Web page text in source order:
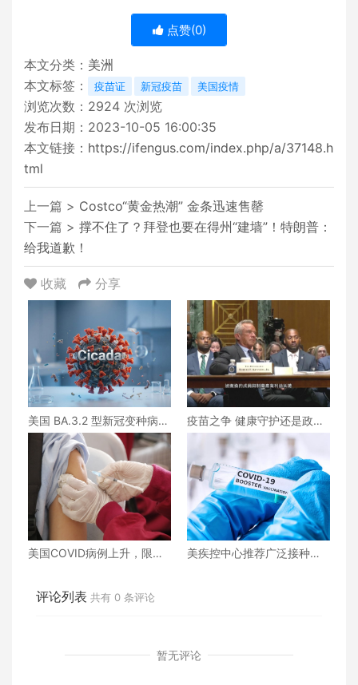
点赞(0)
本文分类： 美洲
本文标签：
疫苗证 新冠疫苗 美国疫情
浏览次数： 2924 次浏览
发布日期：2023-10-05 16:00:35
本文链接： https://ifengus.com/index.php/a/37148.h
tml
上一篇 > Costco“黄金热潮” 金条迅速售罄
下一篇 > 撑不住了？拜登也要在得州“建墙”！特朗普：
给我道歉！
收藏 分享
美国 BA.3.2 型新冠变种病例
正在上升
疫苗之争 健康守护还是政治
游戏？
美国COVID病例上升，限制
美疾控中心推荐广泛接种新
评论列表 共有 0 条评论
暂无评论